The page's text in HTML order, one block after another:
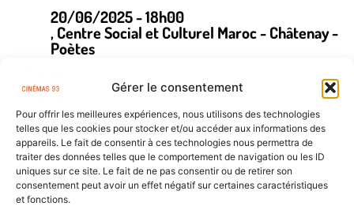
Gérer le consentement
Pour offrir les meilleures expériences, nous utilisons des technologies
telles que les cookies pour stocker et/ou accéder aux informations des
appareils. Le fait de consentir à ces technologies nous permettra de
traiter des données telles que le comportement de navigation ou les ID
uniques sur ce site. Le fait de ne pas consentir ou de retirer son
consentement peut avoir un effet négatif sur certaines caractéristiques
et fonctions.
20/06/2025 - 18h00
, Centre Social et Culturel Maroc - Châtenay -
Poètes
Projection du court-métrageLa flûte enchantée
Soutenu au titre de l’Aide au Film Court du
département de Seine-Saint-Denis
Suivie d’une rencontre avec le comédien Esdras
Registe